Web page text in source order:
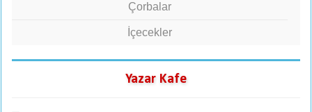
Çorbalar
İçecekler
Yazar Kafe